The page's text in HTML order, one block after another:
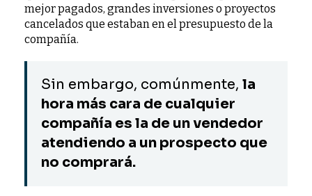
mejor pagados, grandes inversiones o proyectos
cancelados que estaban en el presupuesto de la
compañía.
Sin embargo, comúnmente, la
hora más cara de cualquier
compañía es la de un vendedor
atendiendo a un prospecto que
no comprará.